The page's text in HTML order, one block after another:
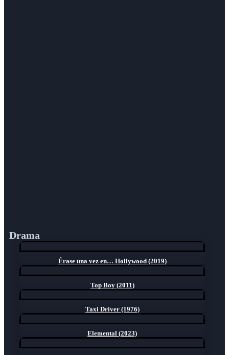
Drama
Érase una vez en… Hollywood (2019)
Top Boy (2011)
Taxi Driver (1976)
Elemental (2023)